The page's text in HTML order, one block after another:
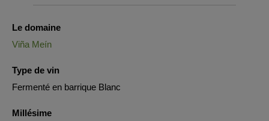
Le domaine
Viña Meín
Type de vin
Fermenté en barrique Blanc
Millésime